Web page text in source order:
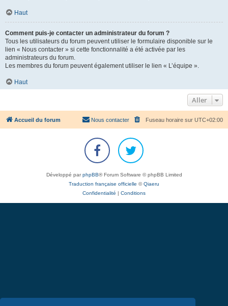
Haut
Comment puis-je contacter un administrateur du forum ?
Tous les utilisateurs du forum peuvent utiliser le formulaire disponible sur le
lien « Nous contacter » si cette fonctionnalité a été activée par les
administrateurs du forum.
Les membres du forum peuvent également utiliser le lien « L’équipe ».
Haut
Aller
Accueil du forum Fuseau horaire sur UTC+02:00
Nous contacter
Développé parphpBB® Forum Software © phpBB Limited
Traduction française officielle ©Qiaeru
Confidentialité
Conditions